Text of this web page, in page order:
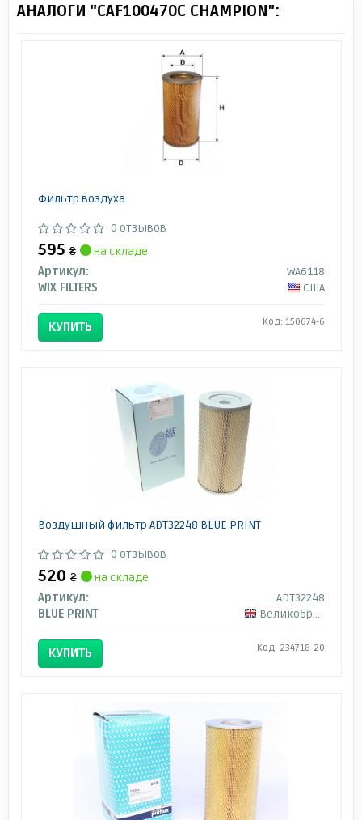
АНАЛОГИ "CAF100470C CHAMPION":
Фильтр воздуха
0 отзывов
595 ₴
на складе
Артикул:
WA6118
WIX FILTERS
США
КУПИТЬ Код: 150674-6
Воздушный фильтр ADT32248 BLUE PRINT
0 отзывов
520 ₴
на складе
Артикул:
ADT32248
BLUE PRINT
Великобритания
КУПИТЬ Код: 234718-20